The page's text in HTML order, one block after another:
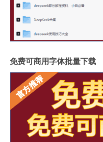
免费可商用字体批量下载